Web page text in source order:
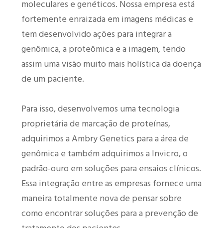
moleculares e genéticos. Nossa empresa está
fortemente enraizada em imagens médicas e
tem desenvolvido ações para integrar a
genômica, a proteômica e a imagem, tendo
assim uma visão muito mais holística da doença
de um paciente.
Para isso, desenvolvemos uma tecnologia
proprietária de marcação de proteínas,
adquirimos a Ambry Genetics para a área de
genômica e também adquirimos a Invicro, o
padrão-ouro em soluções para ensaios clínicos.
Essa integração entre as empresas fornece uma
maneira totalmente nova de pensar sobre
como encontrar soluções para a prevenção de